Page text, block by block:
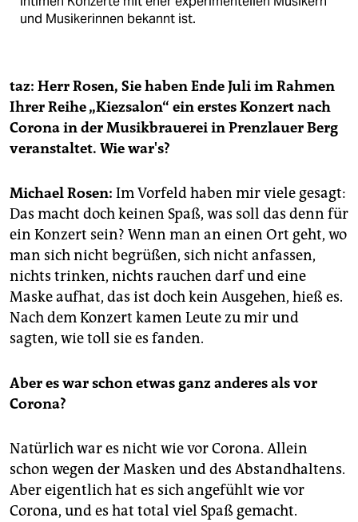
fragen & hilfe
unterstützen
genossenschaft
epaper login
und Musikerinnen bekannt ist.
taz: Herr Rosen, Sie haben Ende Juli im Rahmen
Ihrer Reihe „Kiezsalon“ ein erstes Konzert nach
Corona in der Musikbrauerei in Prenzlauer Berg
veranstaltet. Wie war's?
Michael Rosen: Im Vorfeld haben mir viele gesagt:
Das macht doch keinen Spaß, was soll das denn für
ein Konzert sein? Wenn man an einen Ort geht, wo
man sich nicht begrüßen, sich nicht anfassen,
nichts trinken, nichts rauchen darf und eine
Maske aufhat, das ist doch kein Ausgehen, hieß es.
Nach dem Konzert kamen Leute zu mir und
sagten, wie toll sie es fanden.
Aber es war schon etwas ganz anderes als vor
Corona?
Natürlich war es nicht wie vor Corona. Allein
schon wegen der Masken und des Abstandhaltens.
Aber eigentlich hat es sich angefühlt wie vor
Corona, und es hat total viel Spaß gemacht.